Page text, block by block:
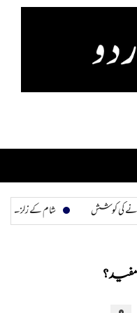
زندہ نکالا گیا اردگان نے
مفید؟